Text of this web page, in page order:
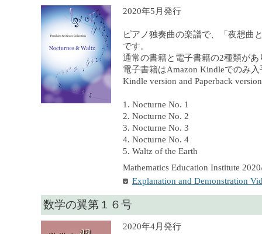
2020年5月発行
ピアノ独奏曲の楽譜で、「夜想曲
です。
通常の書籍と電子書籍の2種類があ
電子書籍はAmazon Kindleでのみ
Kindle version and Paperback
1. Nocturne No. 1
2. Nocturne No. 2
3. Nocturne No. 3
4. Nocturne No. 4
5. Waltz of the Earth
Mathematics Education Institute
Explanation and Demonstration
数学の翼第１６号
2020年4月発行